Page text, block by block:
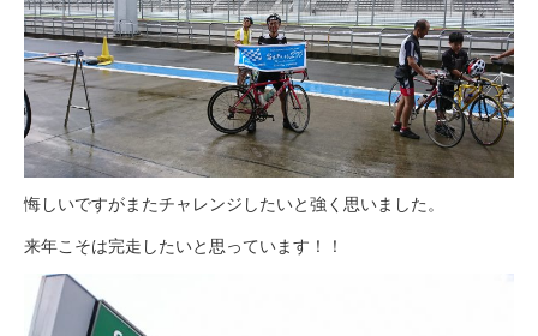
悔しいですがまたチャレンジしたいと強く思いました。
来年こそは完走したいと思っています！！